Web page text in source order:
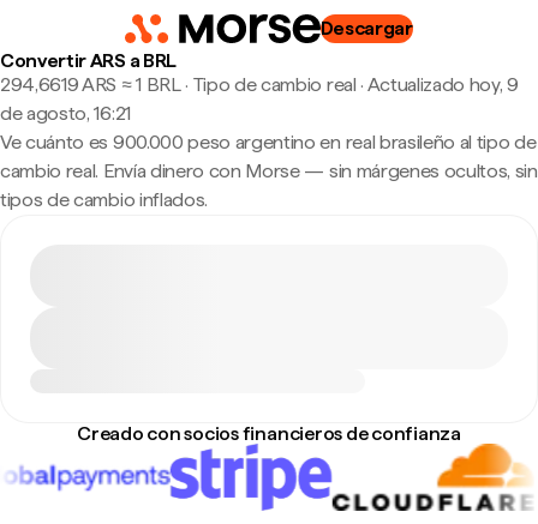
Descargar
Convertir ARS a BRL
294,6619 ARS ≈ 1 BRL · Tipo de cambio real · Actualizado hoy, 9
de agosto, 16:21
Ve cuánto es 900.000 peso argentino en real brasileño al tipo de
cambio real. Envía dinero con Morse — sin márgenes ocultos, sin
tipos de cambio inflados.
Creado con socios financieros de confianza